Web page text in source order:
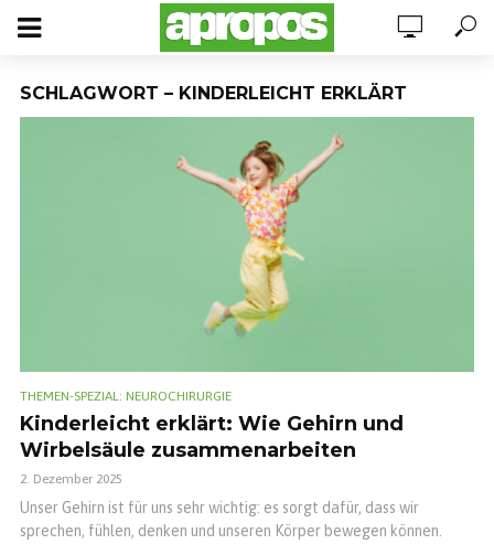
SCHLAGWORT – KINDERLEICHT ERKLÄRT
THEMEN-SPEZIAL: NEUROCHIRURGIE
Kinderleicht erklärt: Wie Gehirn und
Wirbelsäule zusammenarbeiten
2. Dezember 2025
Unser Gehirn ist für uns sehr wichtig: es sorgt dafür, dass wir
sprechen, fühlen, denken und unseren Körper bewegen können.